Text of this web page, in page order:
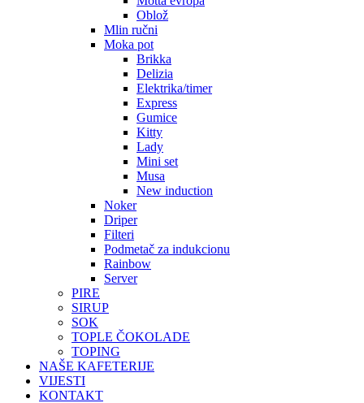
Oblož
Mlin ručni
Moka pot
Brikka
Delizia
Elektrika/timer
Express
Gumice
Kitty
Lady
Mini set
Musa
New induction
Noker
Driper
Filteri
Podmetač za indukcionu
Rainbow
Server
PIRE
SIRUP
SOK
TOPLE ČOKOLADE
TOPING
NAŠE KAFETERIJE
VIJESTI
KONTAKT